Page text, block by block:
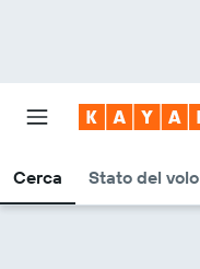
Cerca Stato del volo